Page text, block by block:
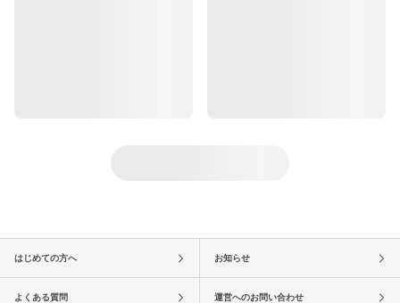
はじめての方へ お知らせ
よくある質問 運営へのお問い合わせ